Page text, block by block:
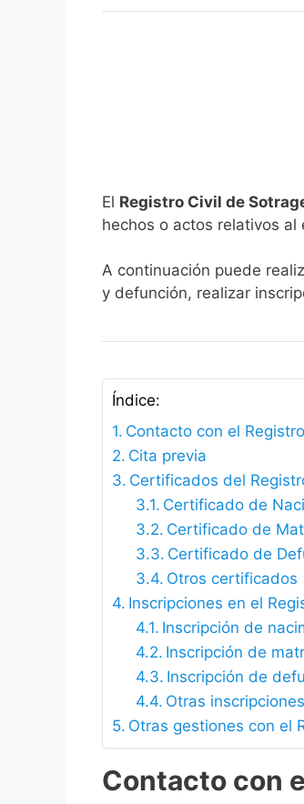
El Registro Civil de
hechos o actos relativos
A continuación puede
y defunción, realizar
Índice:
Contacto con el
Cita previa
Certificados del
Certificado de
Certificado de
Certificado de
Otros certificados
Inscripciones en el
Inscripción de
Inscripción de
Inscripción de
Otras inscripciones
Otras gestiones con el
Contacto con